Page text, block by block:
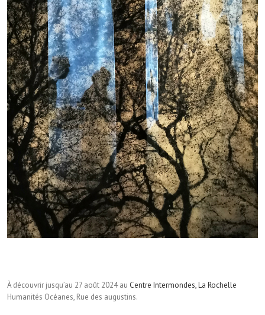
À découvrir jusqu’au 27 août 2024 au Centre Intermondes, La Rochelle
Humanités Océanes, Rue des augustins.